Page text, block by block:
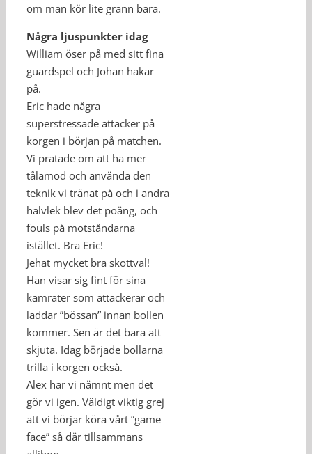
om man kör lite grann bara.
Några ljuspunkter idag
William öser på med sitt fina
guardspel och Johan hakar
på.
Eric hade några
superstressade attacker på
korgen i början på matchen.
Vi pratade om att ha mer
tålamod och använda den
teknik vi tränat på och i andra
halvlek blev det poäng, och
fouls på motståndarna
istället. Bra Eric!
Jehat mycket bra skottval!
Han visar sig fint för sina
kamrater som attackerar och
laddar ”bössan” innan bollen
kommer. Sen är det bara att
skjuta. Idag började bollarna
trilla i korgen också.
Alex har vi nämnt men det
gör vi igen. Väldigt viktig grej
att vi börjar köra vårt ”game
face” så där tillsammans